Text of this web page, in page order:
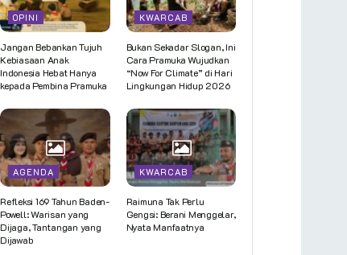
OPINI
Jangan Bebankan Tujuh
Kebiasaan Anak
Indonesia Hebat Hanya
kepada Pembina Pramuka
KWARCAB
Bukan Sekadar Slogan, Ini
Cara Pramuka Wujudkan
“Now For Climate” di Hari
Lingkungan Hidup 2026
AGENDA
Refleksi 169 Tahun Baden-
Powell: Warisan yang
Dijaga, Tantangan yang
Dijawab
KWARCAB
Raimuna Tak Perlu
Gengsi: Berani Menggelar,
Nyata Manfaatnya